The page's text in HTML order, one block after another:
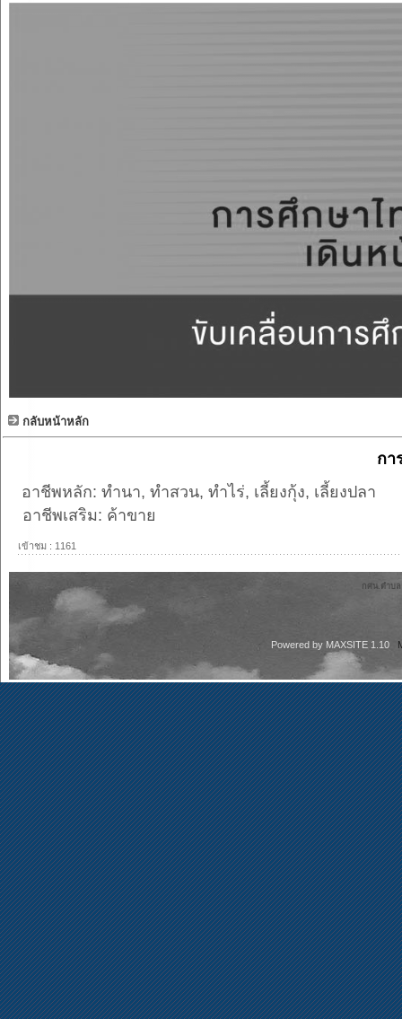
กลับหน้าหลัก
กา
อาชีพหลัก: ทำนา, ทำสวน, ทำไร่, เลี้ยงกุ้ง, เลี้ยงปลา
อาชีพเสริม: ค้าขาย
เข้าชม : 1161
กศน.ตำบล
Powered by MAXSITE 1.10